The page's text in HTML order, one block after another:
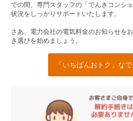
での間、専門スタッフの「でんきコンシ
状況をしっかりサポートいたします。
さあ、電力会社の電気料金のお知らせを
き選びを始めましょう。
「いちばんおトク」な